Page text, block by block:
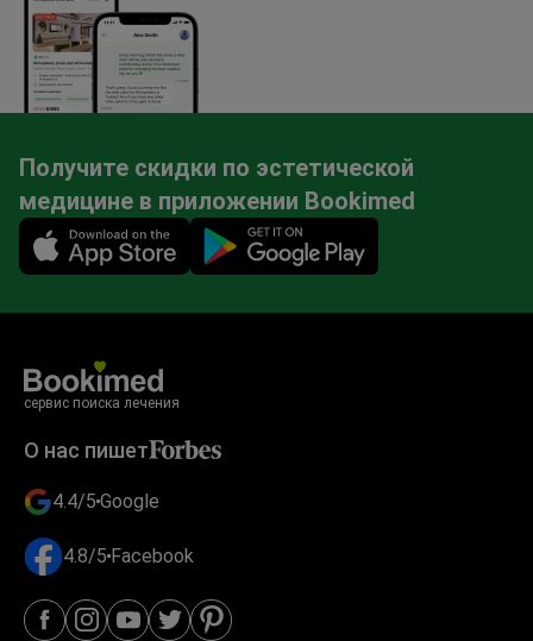
Получите скидки по эстетической
медицине в приложении Bookimed
Mobile app illustration
сервис поиска лечения
О нас пишет
4.4/5 Google
4.8/5 Facebook